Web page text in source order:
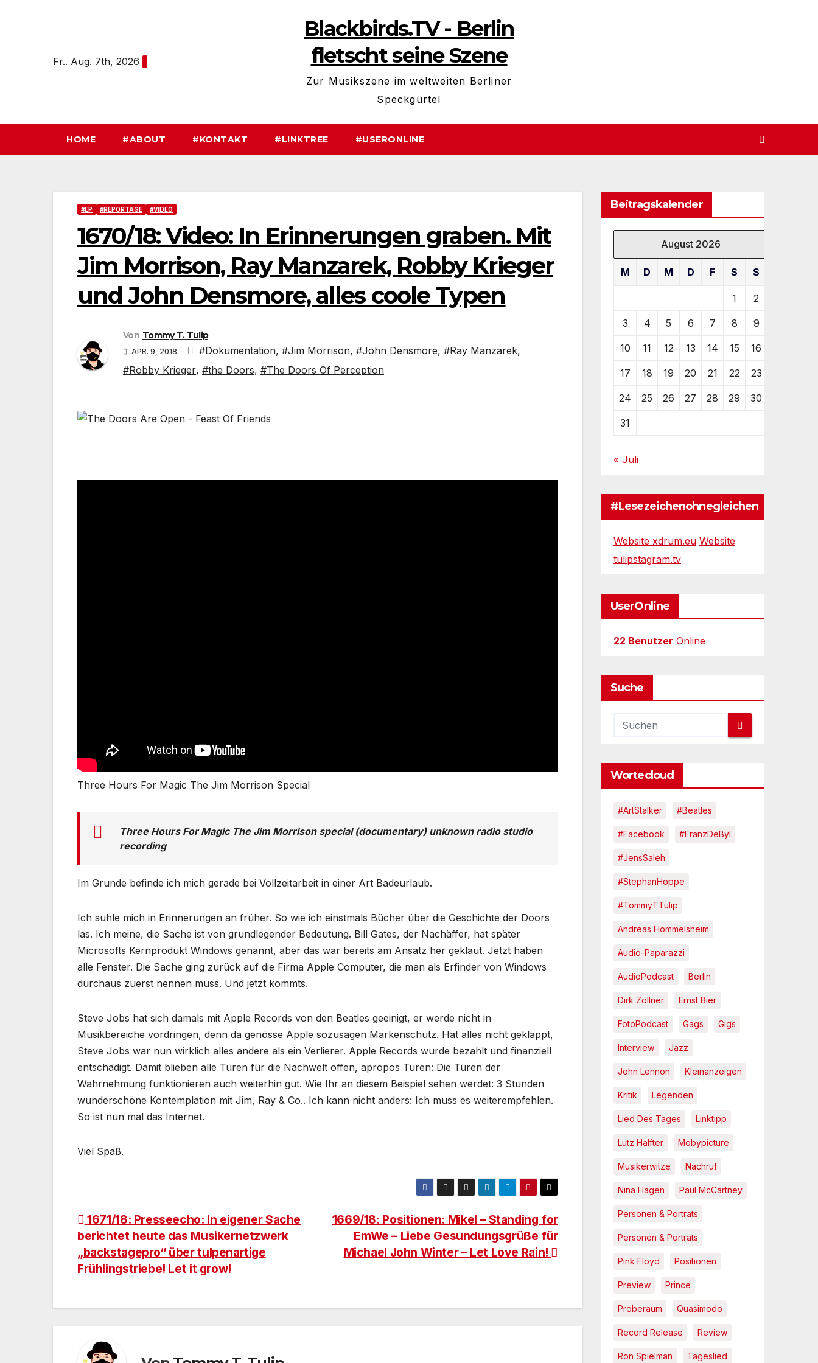
Fr.. Aug. 7th, 2026
Blackbirds.TV - Berlin
fletscht seine Szene
Zur Musikszene im weltweiten Berliner
Speckgürtel
HOME #ABOUT #KONTAKT #LINKTREE #USERONLINE
#EP #REPORTAGE #VIDEO
1670/18: Video: In Erinnerungen graben. Mit
Jim Morrison, Ray Manzarek, Robby Krieger
und John Densmore, alles coole Typen
Von Tommy T. Tulip
APR. 9, 2018 #Dokumentation, #Jim Morrison, #John Densmore, #Ray Manzarek,
#Robby Krieger, #the Doors, #The Doors Of Perception
Three Hours For Magic The Jim Morrison Special
Three Hours For Magic The Jim Morrison special (documentary) unknown radio studio
recording
Im Grunde befinde ich mich gerade bei Vollzeitarbeit in einer Art Badeurlaub.
Ich suhle mich in Erinnerungen an früher. So wie ich einstmals Bücher über die Geschichte der Doors
las. Ich meine, die Sache ist von grundlegender Bedeutung. Bill Gates, der Nachäffer, hat später
Microsofts Kernprodukt Windows genannt, aber das war bereits am Ansatz her geklaut. Jetzt haben
alle Fenster. Die Sache ging zurück auf die Firma Apple Computer, die man als Erfinder von Windows
durchaus zuerst nennen muss. Und jetzt kommts.
Steve Jobs hat sich damals mit Apple Records von den Beatles geeinigt, er werde nicht in
Musikbereiche vordringen, denn da genösse Apple sozusagen Markenschutz. Hat alles nicht geklappt,
Steve Jobs war nun wirklich alles andere als ein Verlierer. Apple Records wurde bezahlt und finanziell
entschädigt. Damit blieben alle Türen für die Nachwelt offen, apropos Türen: Die Türen der
Wahrnehmung funktionieren auch weiterhin gut. Wie Ihr an diesem Beispiel sehen werdet: 3 Stunden
wunderschöne Kontemplation mit Jim, Ray & Co.. Ich kann nicht anders: Ich muss es weiterempfehlen.
So ist nun mal das Internet.
Viel Spaß.
Beitragsnavigation
1669/18: Positionen: Mikel – Standing for
EmWe – Liebe Gesundungsgrüße für
Michael John Winter – Let Love Rain!
1671/18: Presseecho: In eigener Sache
berichtet heute das Musikernetzwerk
„backstagepro“ über tulpenartige
Frühlingstriebe! Let it grow!
Beitragskalender
August 2026
M D M D F S S
1 2
3 4 5 6 7 8 9
10 11 12 13 14 15 16
17 18 19 20 21 22 23
24 25 26 27 28 29 30
31
« Juli
#Lesezeichenohnegleichen
Website xdrum.eu Website
tulipstagram.tv
UserOnline
22 Benutzer Online
Suche
Wortecloud
#ArtStalker #Beatles
#Facebook #FranzDeBÿl
#JensSaleh
#StephanHoppe
#TommyTTulip
Andreas Hommelsheim
Audio-Paparazzi
AudioPodcast Berlin
Dirk Zöllner Ernst Bier
FotoPodcast Gags Gigs
Interview Jazz
John Lennon Kleinanzeigen
Kritik Legenden
Lied Des Tages Linktipp
Lutz Halfter Mobypicture
Musikerwitze Nachruf
Nina Hagen Paul McCartney
Personen & Porträts
Personen & Porträts
Pink Floyd Positionen
Preview Prince
Proberaum Quasimodo
Record Release Review
Ron Spielman Tageslied